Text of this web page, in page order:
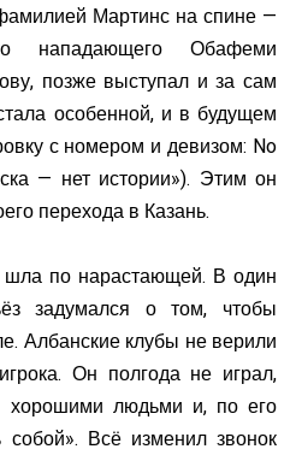
Мартинс на спине —
нападающего Обафеми
позже выступал и за сам
особенной, и в будущем
с номером и девизом: No
— нет истории»). Этим он
перехода в Казань.
шла по нарастающей. В один
задумался о том, чтобы
Албанские клубы не верили
Он полгода не играл,
хорошими людьми и, по его
Всё изменил звонок